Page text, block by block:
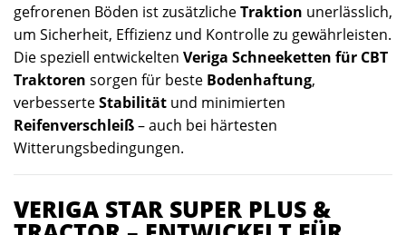
gefrorenen Böden ist zusätzlicheTraktion unerlässlich,
um Sicherheit, Effizienz und Kontrolle zu gewährleisten.
Die speziell entwickelten Veriga Schneeketten für CBT
Traktoren sorgen für beste Bodenhaftung,
verbesserteStabilität und minimierten
Reifenverschleiß– auch bei härtesten
Witterungsbedingungen.
VERIGA STAR SUPER PLUS &